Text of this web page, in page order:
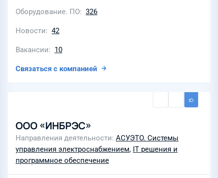
Оборудование. ПО 326
Новости 42
Вакансии 10
Связаться с компанией
ООО «ИНБРЭС»
Направления деятельности АСУЭТО. Системы
управления электроснабжением, IT решения и
программное обеспечение